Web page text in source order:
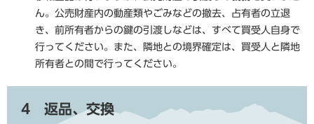
ん。公売財産内の動産類やごみなどの撤去、占有者の立退
き、前所有者からの鍵の引渡しなどは、すべて買受人自身で
行ってください。また、隣地との境界確定は、買受人と隣地
所有者との間で行ってください。
4 返品、交換